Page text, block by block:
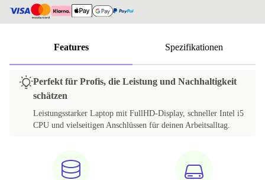
Features Spezifikationen
Perfekt für Profis, die Leistung und Nachhaltigkeit
schätzen
Leistungsstarker Laptop mit FullHD-Display, schneller Intel i5
CPU und vielseitigen Anschlüssen für deinen Arbeitsalltag.